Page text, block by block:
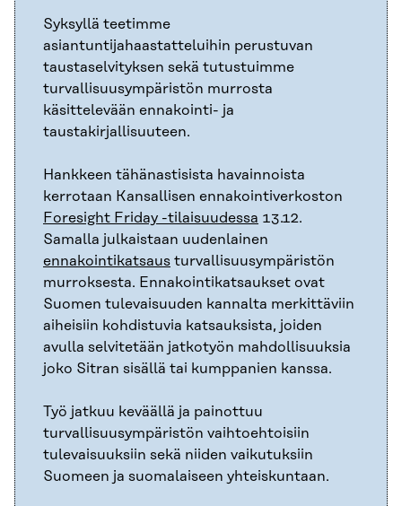
Syksyllä teetimme
asiantuntijahaastatteluihin perustuvan
taustaselvityksen sekä tutustuimme
turvallisuusympäristön murrosta
käsittelevään ennakointi- ja
taustakirjallisuuteen.
Hankkeen tähänastisista havainnoista
kerrotaan Kansallisen ennakointiverkoston
Foresight Friday -tilaisuudessa 13.12.
Samalla julkaistaan uudenlainen
ennakointikatsaus turvallisuusympäristön
murroksesta. Ennakointikatsaukset ovat
Suomen tulevaisuuden kannalta merkittäviin
aiheisiin kohdistuvia katsauksista, joiden
avulla selvitetään jatkotyön mahdollisuuksia
joko Sitran sisällä tai kumppanien kanssa.
Työ jatkuu keväällä ja painottuu
turvallisuusympäristön vaihtoehtoisiin
tulevaisuuksiin sekä niiden vaikutuksiin
Suomeen ja suomalaiseen yhteiskuntaan.